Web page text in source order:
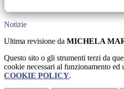
Notizie
Ultima revisione da MICHELA
Questo sito o gli strumenti terzi da
cookie necessari al funzionamento
COOKIE POLICY.